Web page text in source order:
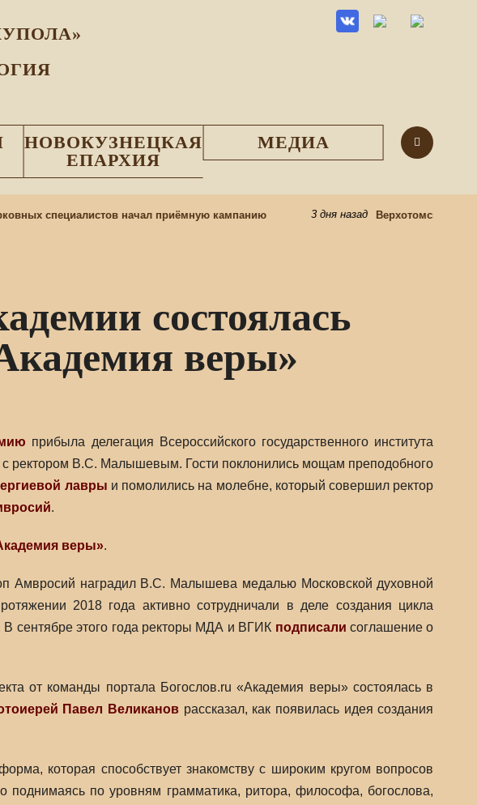
НОВОКУЗНЕЦКАЯ
ЕПАРХИЯ
МЕДИА
специалистов начал приёмную кампанию 3 дня назад Верхотомский острог:
состоялась
веры»
прибыла делегация Всероссийского государственного института
ректором В.С. Малышевым. Гости поклонились мощам преподобного
лавры и помолились на молебне, который совершил ректор
.
веры».
Амвросий наградил В.С. Малышева медалью Московской духовной
2018 года активно сотрудничали в деле создания цикла
сентябре этого года ректоры МДА и ВГИК подписали соглашение о
от команды портала Богослов.ru «Академия веры» состоялась в
Павел Великанов рассказал, как появилась идея создания
которая способствует знакомству с широким кругом вопросов
по уровням грамматика, ритора, философа, богослова,